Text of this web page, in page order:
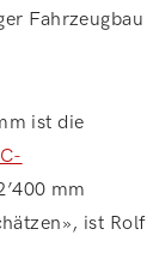
Fahrzeugbau
ist die
mm
ist Rolf